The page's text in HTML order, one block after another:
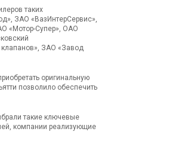
таких
ЗАО «ВазИнтерСервис»,
«Мотор-Супер», ОАО
ЗАО «Завод
оригинальную
позволило обеспечить
такие ключевые
компании реализующие